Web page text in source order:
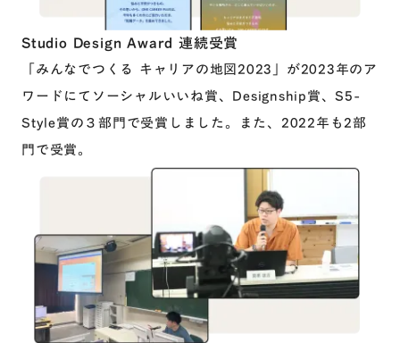
Studio Design Award 連続受賞
「みんなでつくる キャリアの地図2023」が2023年のア
ワードにてソーシャルいいね賞、Designship賞、S5-
Style賞の３部門で受賞しました。また、2022年も2部
門で受賞。